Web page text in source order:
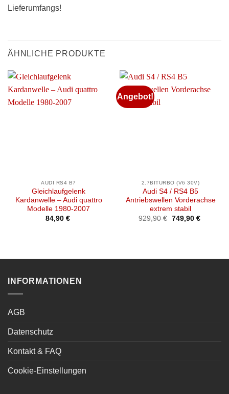
Lieferumfangs!
ÄHNLICHE PRODUKTE
AUDI RS4 B7
Gleichlaufgelenk
Kardanwelle – Audi quattro
Modelle 1980-2007
84,90 €
Angebot!
2.7BITURBO (V6 30V)
Audi S4 / RS4 B5
Antriebswellen Vorderachse
extrem stabil
929,90€ Ursprünglicher
749,90 €Aktueller
INFORMATIONEN
AGB
Datenschutz
Kontakt & FAQ
Cookie-Einstellungen